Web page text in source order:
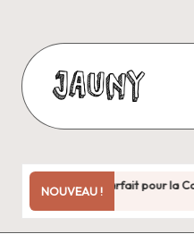
content
J
u
n
NOUVEAU !
parfait pour la Coupe du